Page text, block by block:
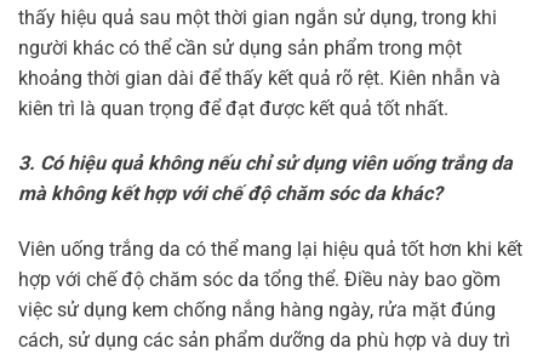
thấy hiệu quả sau một thời gian ngắn sử dụng, trong khi
người khác có thể cần sử dụng sản phẩm trong một
khoảng thời gian dài để thấy kết quả rõ rệt. Kiên nhẫn và
kiên trì là quan trọng để đạt được kết quả tốt nhất.
3. Có hiệu quả không nếu chỉ sử dụng viên uống trắng da
mà không kết hợp với chế độ chăm sóc da khác?
Viên uống trắng da có thể mang lại hiệu quả tốt hơn khi kết
hợp với chế độ chăm sóc da tổng thể. Điều này bao gồm
việc sử dụng kem chống nắng hàng ngày, rửa mặt đúng
cách, sử dụng các sản phẩm dưỡng da phù hợp và duy trì